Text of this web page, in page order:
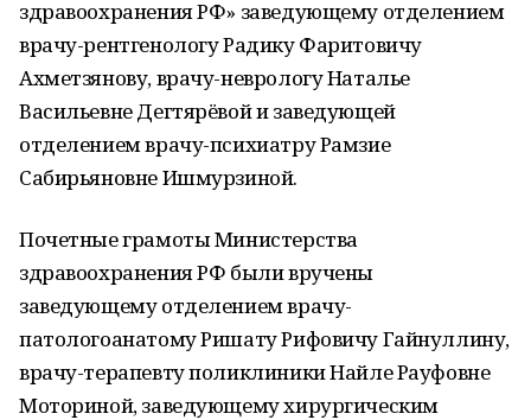
здравоохранения РФ» заведующему отделением
врачу-рентгенологу Радику Фаритовичу
Ахметзянову, врачу-неврологу Наталье
Васильевне Дегтярёвой и заведующей
отделением врачу-психиатру Рамзие
Сабирьяновне Ишмурзиной.
Почетные грамоты Министерства
здравоохранения РФ были вручены
заведующему отделением врачу-
патологоанатому Ришату Рифовичу Гайнуллину,
врачу-терапевту поликлиники Найле Рауфовне
Моториной, заведующему хирургическим